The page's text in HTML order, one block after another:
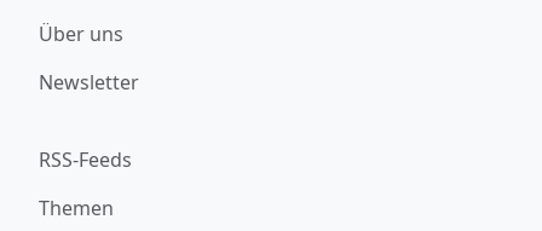
Über uns
Newsletter
RSS-Feeds
Themen